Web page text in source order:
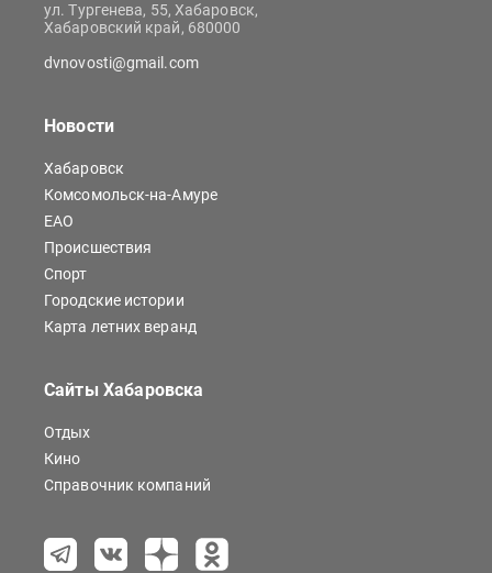
ул. Тургенева, 55, Хабаровск,
Хабаровский край, 680000
dvnovosti@gmail.com
Новости
Хабаровск
Комсомольск-на-Амуре
ЕАО
Происшествия
Спорт
Городские истории
Карта летних веранд
Сайты Хабаровска
Отдых
Кино
Справочник компаний